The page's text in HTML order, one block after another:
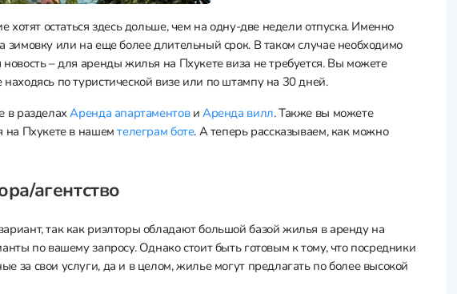
хотят остаться здесь дольше, чем на одну-две недели отпуска. Именно
зимовку или на еще более длительный срок. В таком случае необходимо
– для аренды жилья на Пхукете виза не требуется. Вы можете
по туристической визе или по штампу на 30 дней.
в разделахАренда апартаментовиАренда вилл. Также вы можете
на Пхукете в нашемтелеграм боте. А теперь рассказываем, как можно
агентство
так как риэлторы обладают большой базой жилья в аренду на
по вашему запросу. Однако стоит быть готовым к тому, что посредники
за свои услуги, да и в целом, жилье могут предлагать по более высокой